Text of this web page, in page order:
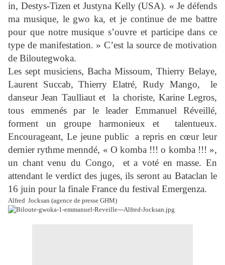
in, Destys-Tizen et Justyna Kelly (USA). « Je défends
ma musique, le gwo ka, et je continue de me battre
pour que notre musique s’ouvre et participe dans ce
type de manifestation. » C’est la source de motivation
de Biloutegwoka.
Les sept musiciens, Bacha Missoum, Thierry Belaye,
Laurent Succab, Thierry Elatré, Rudy Mango, le
danseur Jean Taulliaut et la choriste, Karine Legros,
tous emmenés par le leader Emmanuel Réveillé,
forment un groupe harmonieux et talentueux.
Encourageant, Le jeune public a repris en cœur leur
dernier rythme menndé, « O komba !!! o komba !!! »,
un chant venu du Congo, et a voté en masse. En
attendant le verdict des juges, ils seront au Bataclan le
16 juin pour la finale France du festival Emergenza.
Alfred Jocksan (agence de presse GHM)